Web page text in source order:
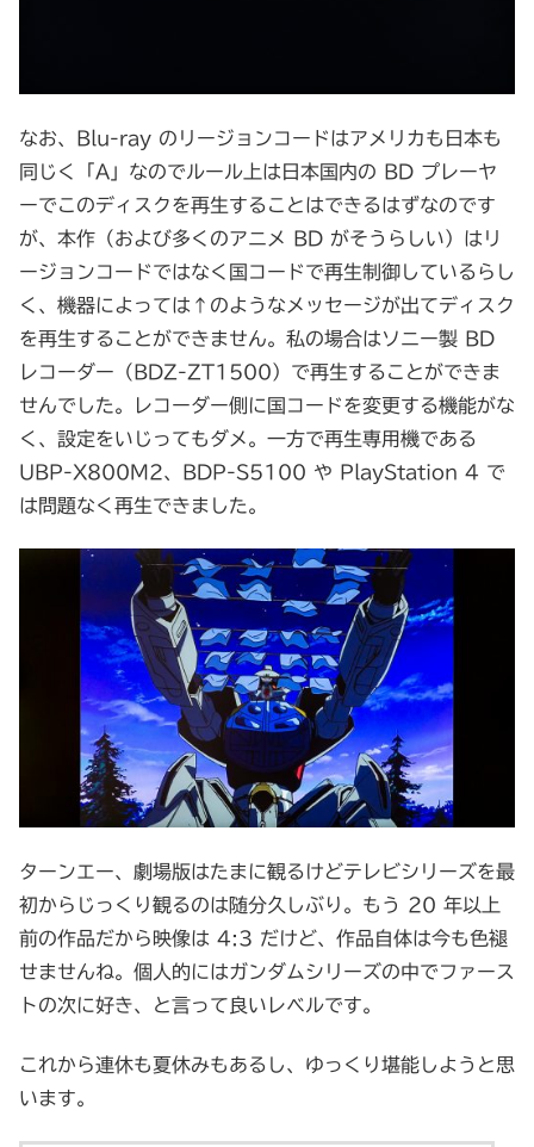
なお、Blu-ray のリージョンコードはアメリカも日本も
同じく「A」なのでルール上は日本国内の BD プレーヤ
ーでこのディスクを再生することはできるはずなのです
が、本作（および多くのアニメ BD がそうらしい）はリ
ージョンコードではなく国コードで再生制御しているらし
く、機器によっては↑のようなメッセージが出てディスク
を再生することができません。私の場合はソニー製 BD
レコーダー（BDZ-ZT1500）で再生することができま
せんでした。レコーダー側に国コードを変更する機能がな
く、設定をいじってもダメ。一方で再生専用機である
UBP-X800M2、BDP-S5100 や PlayStation 4 で
は問題なく再生できました。
ターンエー、劇場版はたまに観るけどテレビシリーズを最
初からじっくり観るのは随分久しぶり。もう 20 年以上
前の作品だから映像は 4:3 だけど、作品自体は今も色褪
せませんね。個人的にはガンダムシリーズの中でファース
トの次に好き、と言って良いレベルです。
これから連休も夏休みもあるし、ゆっくり堪能しようと思
います。